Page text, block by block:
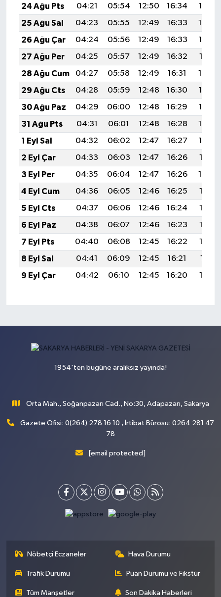
24 Ağu Pts 04:21 05:54 12:50 16:34
19:35
25 Ağu Sal
04:23 05:55 12:49 16:33
19:34
26 Ağu Çar
04:24 05:56 12:49 16:33
19:32
27 Ağu Per
04:25 05:57 12:49 16:32
19:31
28 Ağu Cum
04:27 05:58 12:49 16:31
19:29
29 Ağu Cts
04:28 05:59 12:48 16:30
19:28
30 Ağu Paz
04:29 06:00 12:48 16:29
19:26
31 Ağu Pts
04:31 06:01 12:48 16:28
19:24
1 Eyl Sal
04:32 06:02 12:47 16:27
19:23
2 Eyl Çar
04:33 06:03 12:47 16:26
19:21
3 Eyl Per
04:35 06:04 12:47 16:26
19:20
4 Eyl Cum
04:36 06:05 12:46 16:25
19:18
5 Eyl Cts
04:37 06:06 12:46 16:24
19:16
6 Eyl Paz
04:38 06:07 12:46 16:23
19:15
7 Eyl Pts
04:40 06:08 12:45 16:22
19:13
8 Eyl Sal
04:41 06:09 12:45 16:21
19:11
9 Eyl Çar
04:42 06:10 12:45 16:20 19:10
1954'ten bugüne aralıksız yayında!
Orta Mah., Soğanpazarı Cad., No:30, Adapazarı, Sakarya
Gazete Ofisi: 0(264) 278 16 10 , İrtibat Bürosu: 0264 281 47
78
[email protected]
Nöbetçi Eczaneler Hava Durumu
Trafik Durumu Puan Durumu ve Fikstür
Tüm Manşetler Son Dakika Haberleri